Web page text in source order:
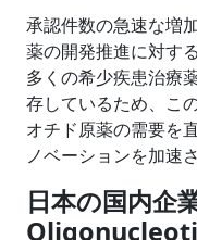
承認件数の急速な増
薬の開発推進に対す
多くの希少疾患治療
存しているため、こ
オチド原薬の需要を
ノベーションを加速
日本の国内企